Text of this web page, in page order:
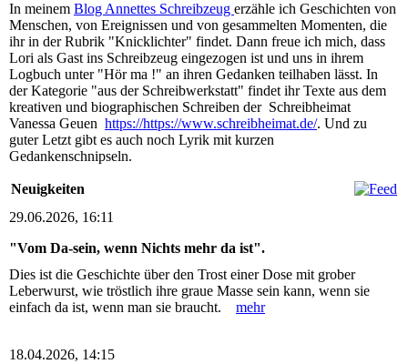
In meinem Blog Annettes Schreibzeug erzähle ich Geschichten von
Menschen, von Ereignissen und von gesammelten Momenten, die
ihr in der Rubrik "Knicklichter" findet. Dann freue ich mich, dass
Lori als Gast ins Schreibzeug eingezogen ist und uns in ihrem
Logbuch unter "Hör ma !" an ihren Gedanken teilhaben lässt. In
der Kategorie "aus der Schreibwerkstatt" findet ihr Texte aus dem
kreativen und biographischen Schreiben der Schreibheimat
Vanessa Geuen https://https://www.schreibheimat.de/. Und zu
guter Letzt gibt es auch noch Lyrik mit kurzen
Gedankenschnipseln.
Neuigkeiten
29.06.2026, 16:11
"Vom Da-sein, wenn Nichts mehr da ist".
Dies ist die Geschichte über den Trost einer Dose mit grober
Leberwurst, wie tröstlich ihre graue Masse sein kann, wenn sie
einfach da ist, wenn man sie braucht. mehr
18.04.2026, 14:15